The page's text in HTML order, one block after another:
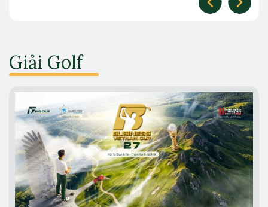
Giải Golf